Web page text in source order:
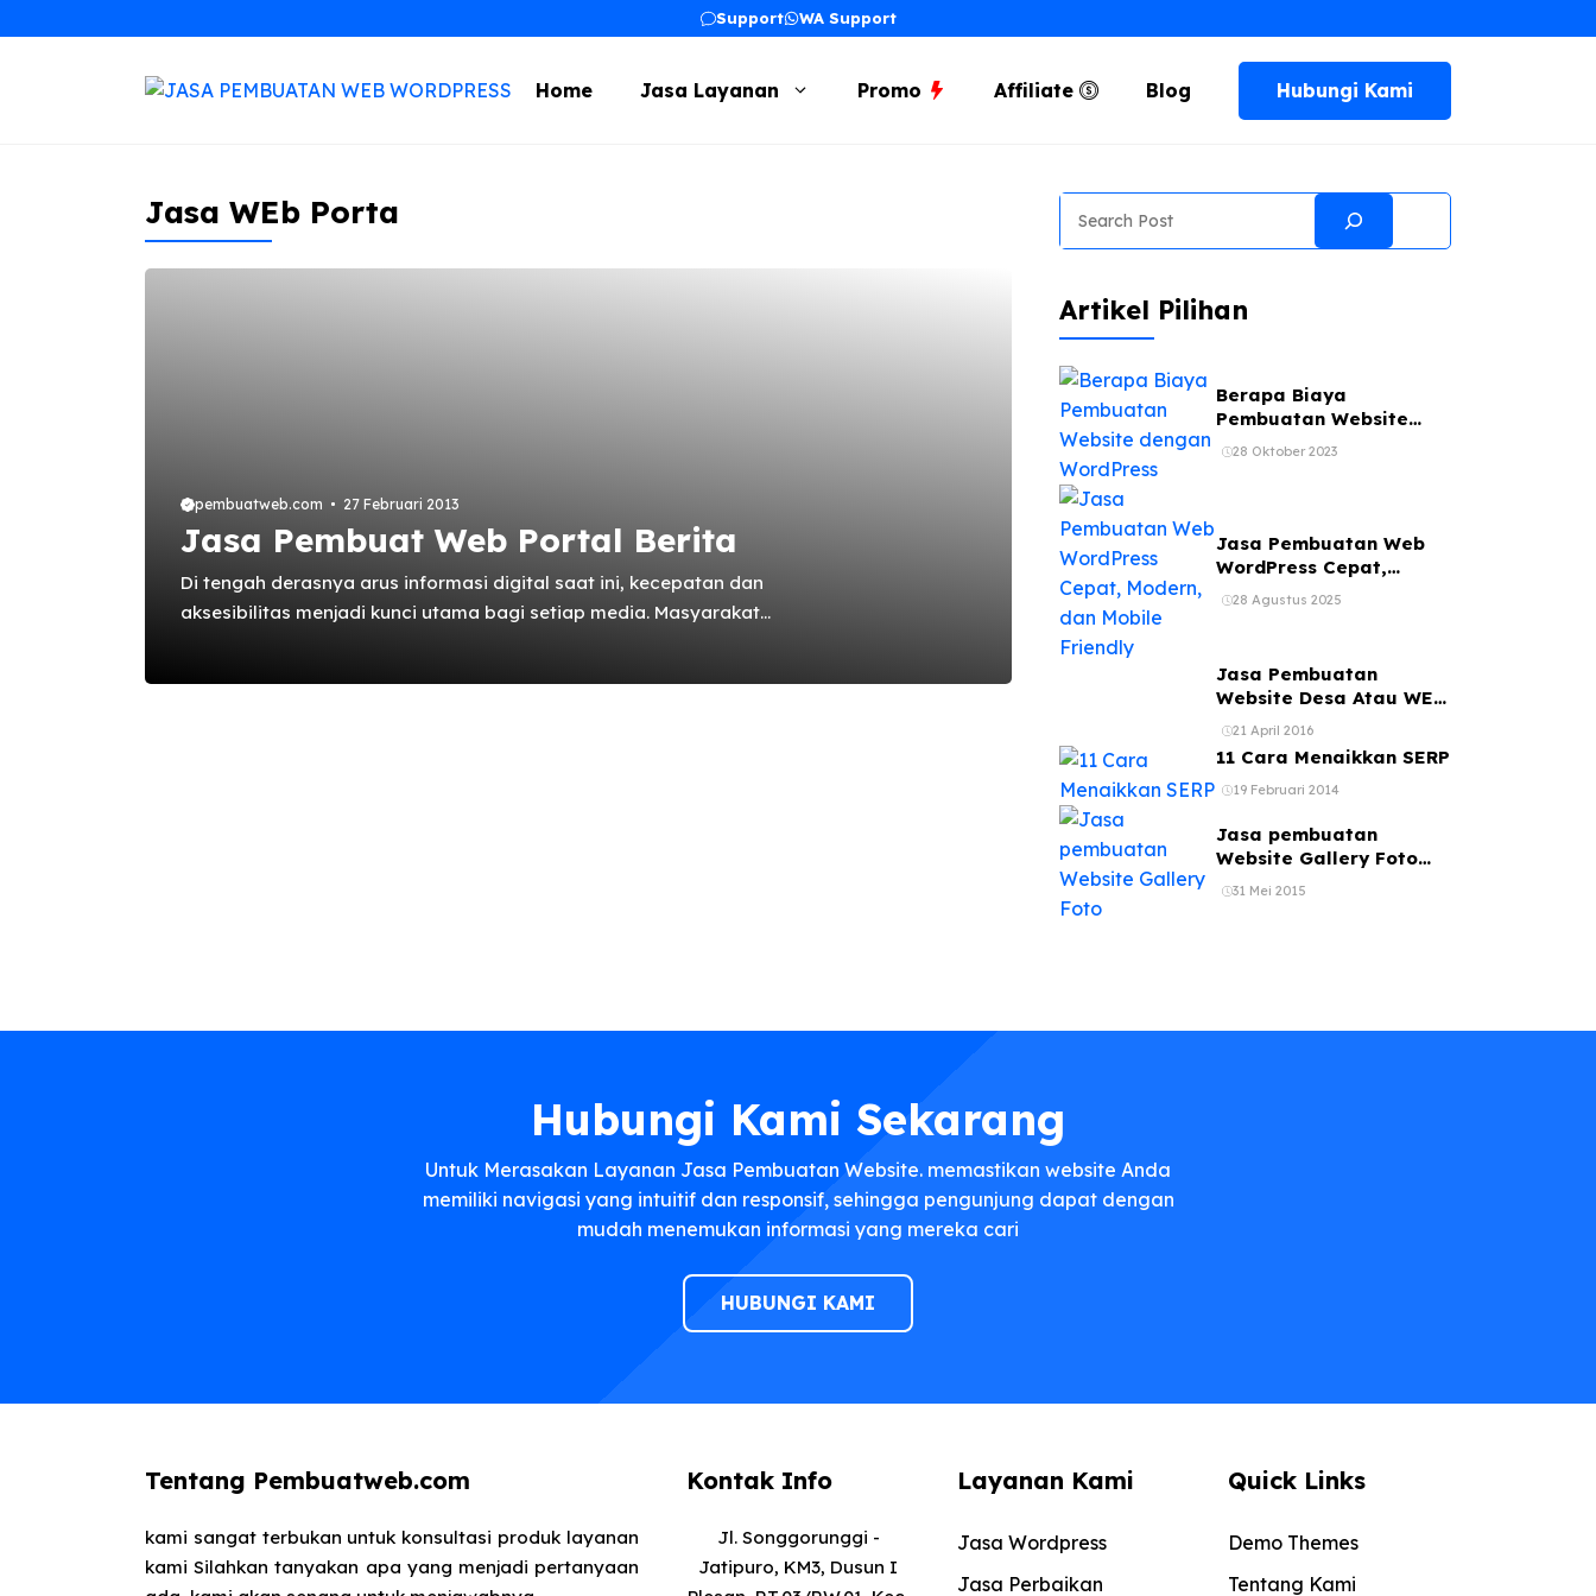
ke
Support WA Support
Home Jasa Layanan Promo Affiliate Blog Hubungi Kami
Jasa WEb Porta
pembuatweb.com 27 Februari 2013
Jasa Pembuat Web Portal Berita
Di tengah derasnya arus informasi digital saat ini, kecepatan dan
aksesibilitas menjadi kunci utama bagi setiap media. Masyarakat
Artikel Pilihan
Berapa Biaya
Pembuatan Website
dengan WordPress
28 Oktober 2023
Jasa Pembuatan Web
WordPress Cepat,
Modern, dan Mobile
Friendly
28 Agustus 2025
Jasa Pembuatan
Website Desa Atau WEB
Kelurahan
21 April 2016
11 Cara Menaikkan SERP
19 Februari 2014
Jasa pembuatan
Website Gallery Foto
jasa web photography
31 Mei 2015
Hubungi Kami Sekarang
Untuk Merasakan Layanan Jasa Pembuatan Website. memastikan website Anda
memiliki navigasi yang intuitif dan responsif, sehingga pengunjung dapat dengan
mudah menemukan informasi yang mereka cari
HUBUNGI KAMI
Tentang Pembuatweb.com
kami sangat terbukan untuk konsultasi produk layanan
kami Silahkan tanyakan apa yang menjadi pertanyaan
Kontak Info
Jl. Songgorunggi -
Jatipuro, KM3, Dusun I
Layanan Kami
Jasa Wordpress
Jasa Perbaikan
Quick Links
Demo Themes
Tentang Kami